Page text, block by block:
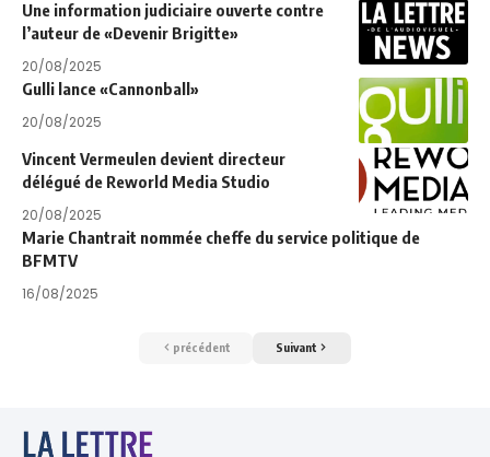
Une information judiciaire ouverte contre
l’auteur de «Devenir Brigitte»
20/08/2025
Gulli lance «Cannonball»
20/08/2025
Vincent Vermeulen devient directeur
délégué de Reworld Media Studio
20/08/2025
Marie Chantrait nommée cheffe du service politique de
BFMTV
16/08/2025
précédent Suivant